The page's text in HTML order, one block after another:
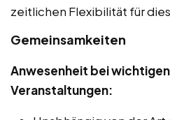
zeitlichen Flexibilität für
Gemeinsamkeiten
Anwesenheit bei
Veranstaltungen: